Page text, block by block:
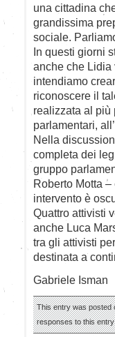
una cittadina
grandissima
sociale.
In questi giorni
anche che Lidia
intendiamo
riconoscere il
realizzata al più
parlamentari,
Nella
completa dei
gruppo
Roberto Motta
intervento è
Quattro attivisti
anche Luca
tra gli attivisti
destinata a
Gabriele Isman
This entry was posted
responses to this